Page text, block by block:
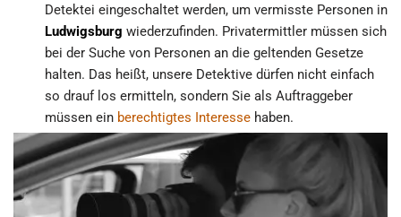
Detektei eingeschaltet werden, um vermisste Personen in
Ludwigsburg wiederzufinden. Privatermittler müssen sich
bei der Suche von Personen an die geltenden Gesetze
halten. Das heißt, unsere Detektive dürfen nicht einfach
so drauf los ermitteln, sondern Sie als Auftraggeber
müssen ein berechtigtes Interesse haben.